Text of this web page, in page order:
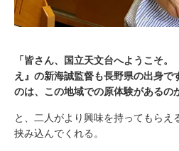
「皆さん、国立天文台へようこそ
え』の新海誠監督も長野県の出身で
のは、この地域での原体験があるの
と、二人がより興味を持ってもらえ
挟み込んでくれる。